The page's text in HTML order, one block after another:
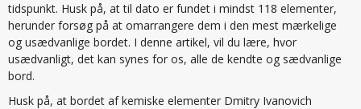
tidspunkt. Husk på, at til dato er fundet i mindst 118 elementer,
herunder forsøg på at omarrangere dem i den mest mærkelige
og usædvanlige bordet. I denne artikel, vil du lære, hvor
usædvanligt, det kan synes for os, alle de kendte og sædvanlige
bord.
Husk på, at bordet af kemiske elementer Dmitry Ivanovich